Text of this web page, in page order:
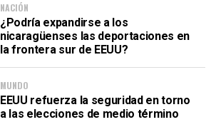
NACIÓN
¿Podría expandirse a los
nicaragüenses las deportaciones en
la frontera sur de EEUU?
MUNDO
EEUU refuerza la seguridad en torno
a las elecciones de medio término